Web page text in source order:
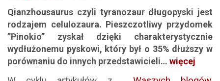
Qianzhousaurus czyli tyranozaur długopyski jest
rodzajem celulozaura. Pieszczotliwy przydomek
”Pinokio” zyskał dzięki charakterystycznie
wydłużonemu pyskowi, który był o 35% dłuższy w
porównaniu do innych przedstawicieli… więcej